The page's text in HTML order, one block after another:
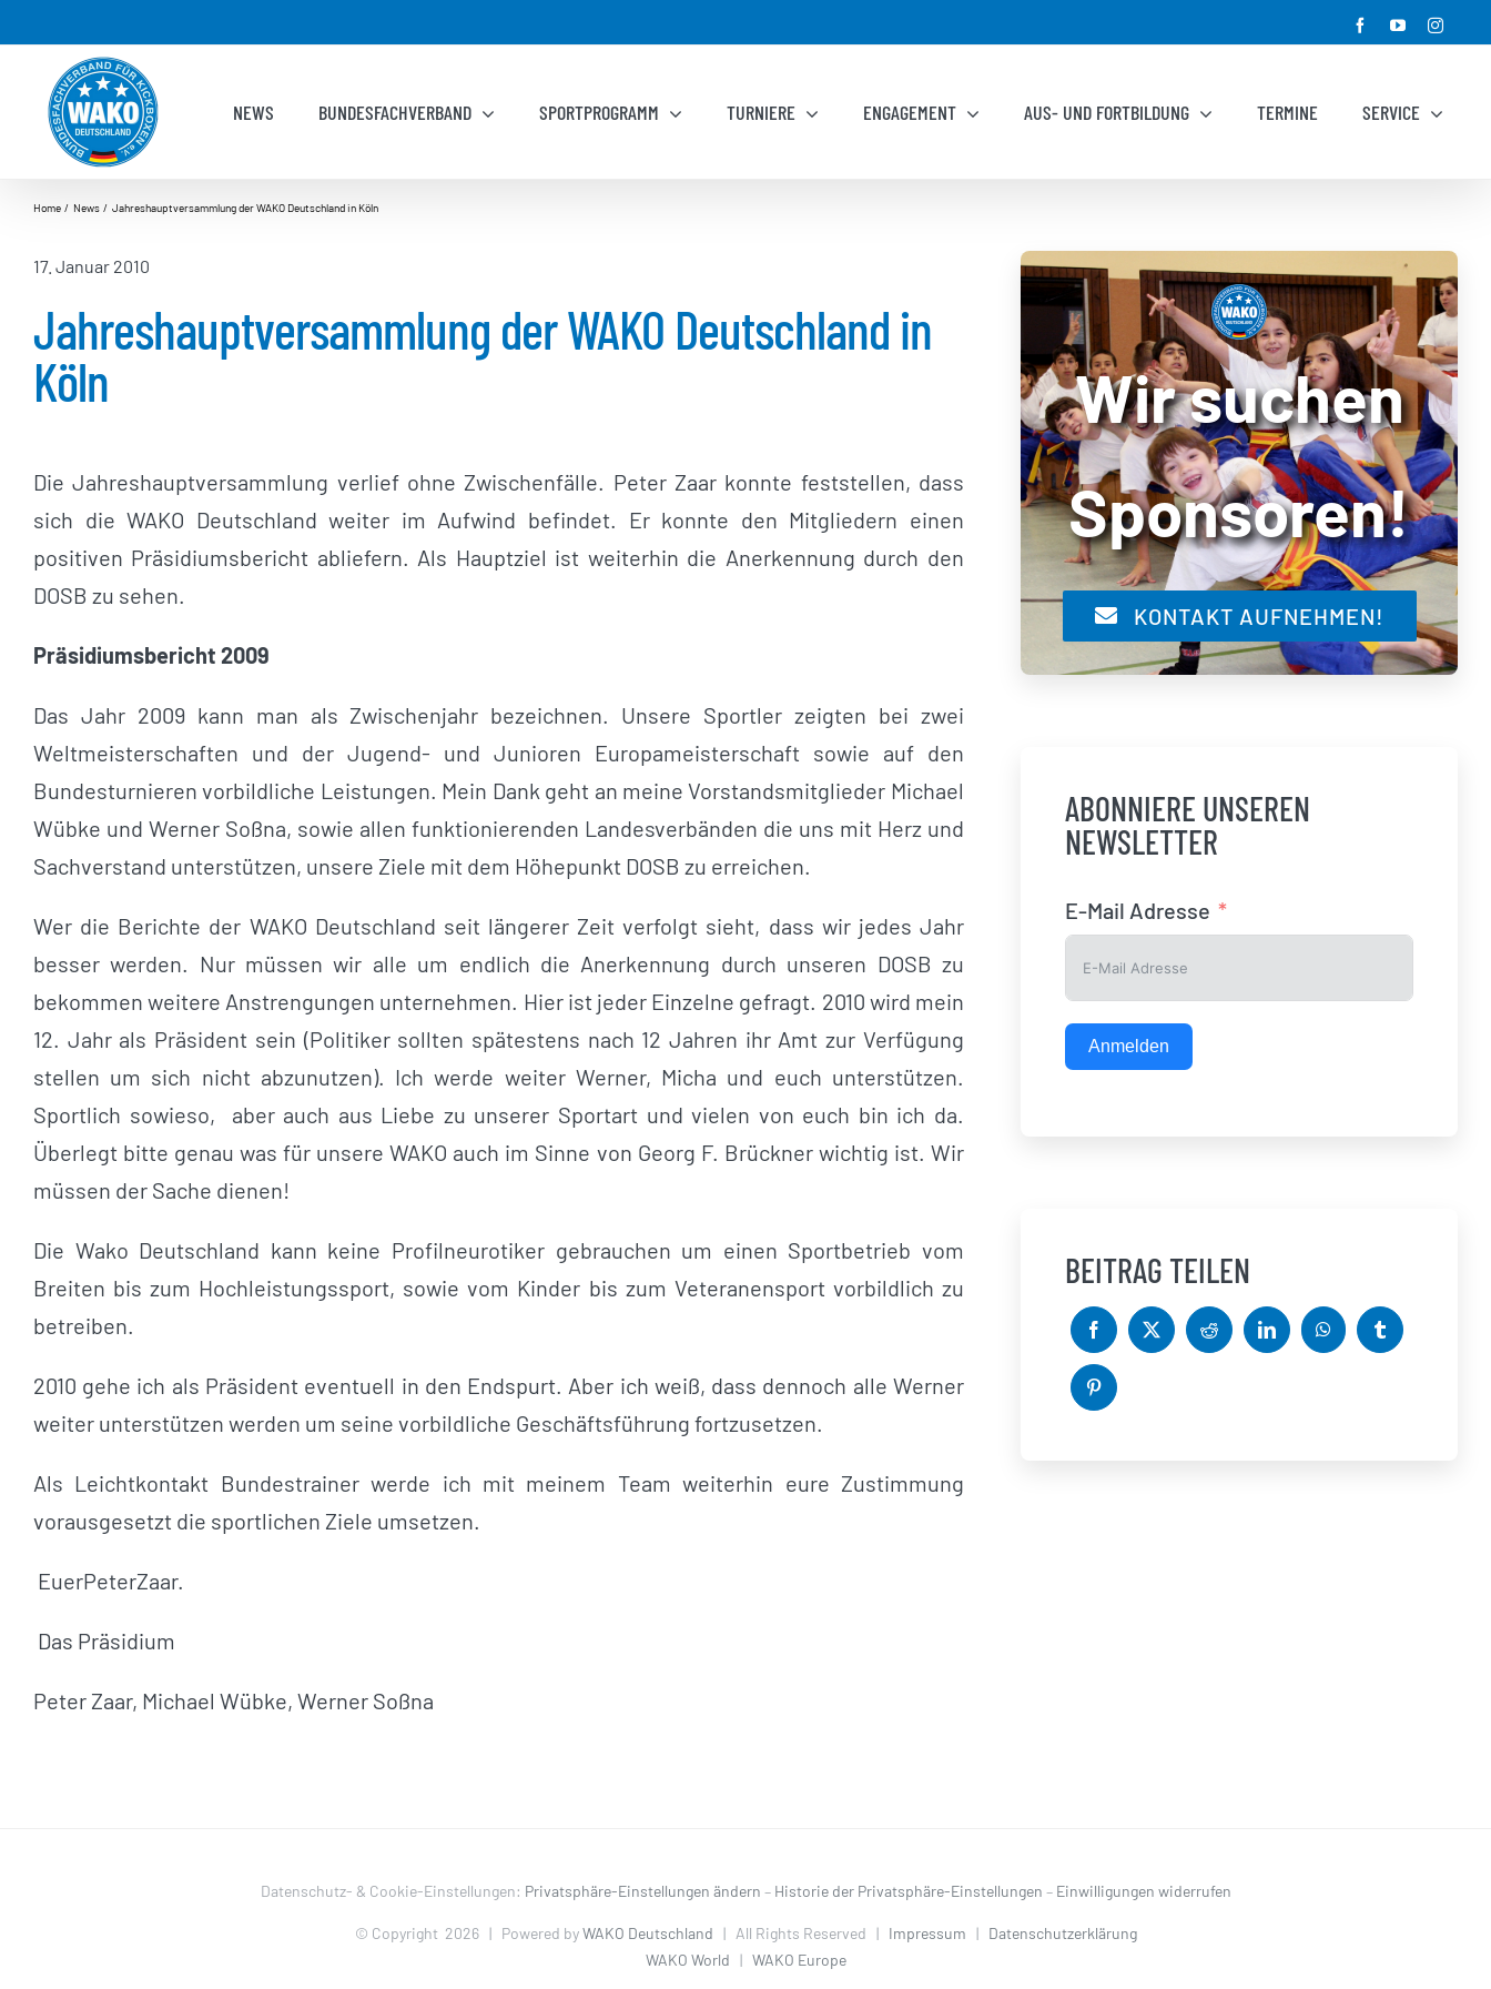
springen
FacebookYouTube
NEWS BUNDESFACHVERBAND SPORTPROGRAMM TURNIERE ENGAGEMENT AUS- UND FORTBILDUNG TERMINE SERVICE
Home News Jahreshauptversammlung der WAKO Deutschland in Köln
17. Januar 2010
Jahreshauptversammlung der WAKO Deutschland in
Köln
Die Jahreshauptversammlung verlief ohne Zwischenfälle. Peter Zaar konnte feststellen, dass
sich die WAKO Deutschland weiter im Aufwind befindet. Er konnte den Mitgliedern einen
positiven Präsidiumsbericht abliefern. Als Hauptziel ist weiterhin die Anerkennung durch den
DOSB zu sehen.
Präsidiumsbericht 2009
Das Jahr 2009 kann man als Zwischenjahr bezeichnen. Unsere Sportler zeigten bei zwei
Weltmeisterschaften und der Jugend- und Junioren Europameisterschaft sowie auf den
Bundesturnieren vorbildliche Leistungen. Mein Dank geht an meine Vorstandsmitglieder Michael
Wübke und Werner Soßna, sowie allen funktionierenden Landesverbänden die uns mit Herz und
Sachverstand unterstützen, unsere Ziele mit dem Höhepunkt DOSB zu erreichen.
Wer die Berichte der WAKO Deutschland seit längerer Zeit verfolgt sieht, dass wir jedes Jahr
besser werden. Nur müssen wir alle um endlich die Anerkennung durch unseren DOSB zu
bekommen weitere Anstrengungen unternehmen. Hier ist jeder Einzelne gefragt. 2010 wird mein
12. Jahr als Präsident sein (Politiker sollten spätestens nach 12 Jahren ihr Amt zur Verfügung
stellen um sich nicht abzunutzen). Ich werde weiter Werner, Micha und euch unterstützen.
Sportlich sowieso, aber auch aus Liebe zu unserer Sportart und vielen von euch bin ich da.
Überlegt bitte genau was für unsere WAKO auch im Sinne von Georg F. Brückner wichtig ist. Wir
müssen der Sache dienen!
Die Wako Deutschland kann keine Profilneurotiker gebrauchen um einen Sportbetrieb vom
Breiten bis zum Hochleistungssport, sowie vom Kinder bis zum Veteranensport vorbildlich zu
betreiben.
2010 gehe ich als Präsident eventuell in den Endspurt. Aber ich weiß, dass dennoch alle Werner
weiter unterstützen werden um seine vorbildliche Geschäftsführung fortzusetzen.
Als Leichtkontakt Bundestrainer werde ich mit meinem Team weiterhin eure Zustimmung
vorausgesetzt die sportlichen Ziele umsetzen.
EuerPeterZaar.
Das Präsidium
Peter Zaar, Michael Wübke, Werner Soßna
Wir suchen
Sponsoren!
KONTAKT AUFNEHMEN!
ABONNIERE UNSEREN
NEWSLETTER
E-Mail Adresse
Anmelden
BEITRAG TEILEN
Datenschutz- & Cookie-Einstellungen: Privatsphäre-Einstellungen ändern – Historie der Privatsphäre-Einstellungen – Einwilligungen widerrufen
© Copyright 2026 | Powered byWAKO Deutschland | All Rights Reserved | Impressum | Datenschutzerklärung
WAKO World | WAKO Europe